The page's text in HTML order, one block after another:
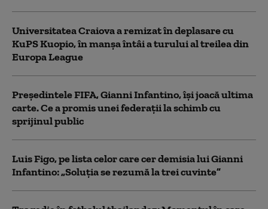
Universitatea Craiova a remizat în deplasare cu
KuPS Kuopio, în manşa întâi a turului al treilea din
Europa League
Președintele FIFA, Gianni Infantino, îşi joacă ultima
carte. Ce a promis unei federații la schimb cu
sprijinul public
Luis Figo, pe lista celor care cer demisia lui Gianni
Infantino: „Soluţia se rezumă la trei cuvinte”